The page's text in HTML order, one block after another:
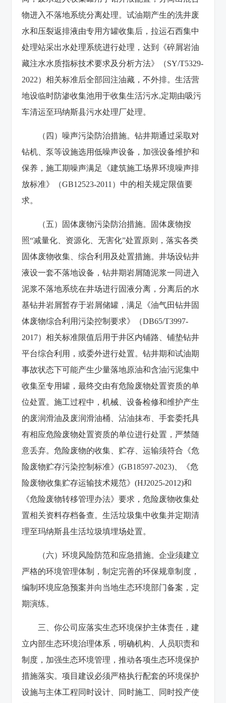
物进入不落地系统分离处理。试油期产生的洗井废
水和压裂返排液由专用方罐收集后，拉运石西集中
处理站采出水处理系统进行处理，达到《碎屑岩油
藏注水水质指标技术要求及分析方法》（SY/T5329-
2022）相关标准后全部回注油藏，不外排。生活营
地设临时防渗收集池用于收集生活污水,定期由吸污
车清运至玛纳斯县污水处理厂处理。
（四）噪声污染防治措施。钻井期通过采取对
钻机、泵等设施选用低噪声设备，加强设备维护和
保养，施工期噪声满足《建筑施工场界环境噪声排
放标准》（GB12523-2011）中的相关规定限值要
求。
（五）固体废物污染防治措施。固体废物按
照“减量化、资源化、无害化”处置原则，落实各类
固体废物收集、综合利用及处置措施。井场设钻井
液设一套不落地设备，钻井期岩屑随泥浆一同进入
泥浆不落地系统在井场进行固液分离，分离后的水
基钻井岩屑暂存于岩屑储罐，满足《油气田钻井固
体废物综合利用污染控制要求》（DB65/T3997-
2017）相关标准限值后用于井区内铺路、铺垫钻井
平台综合利用，或委外进行处置。钻井期和试油期
事故状态下可能产生少量落地原油和含油污泥集中
收集至专用罐，最终交由有危险废物处置资质的单
位处置。施工过程中，机械、设备检修和维护产生
的废润滑油及废润滑油桶、沾油抹布、手套委托具
有相应危险废物处置资质的单位进行处置，严禁随
意丢弃。危险废物的收集、贮存、运输须符合《危
险废物贮存污染控制标准》(GB18597-2023)、《危
险废物收集贮存运输技术规范》(HJ2025-2012)和
《危险废物转移管理办法》要求，危险废物收集处
置相关资料存档备查。生活垃圾集中收集并定期清
理至玛纳斯县生活垃圾填埋场处置。
（六）环境风险防范和应急措施。企业须建立
严格的环境管理体制，制定完善的环保规章制度，
编制环境应急预案并向当地生态环境部门备案，定
期演练。
三、你公司应落实生态环境保护主体责任，建
立内部生态环境治理体系，明确机构、人员职责和
制度，加强生态环境管理，推动各项生态环境保护
措施落实。项目建设必须严格执行配套的环境保护
设施与主体工程同时设计、同时施工、同时投产使